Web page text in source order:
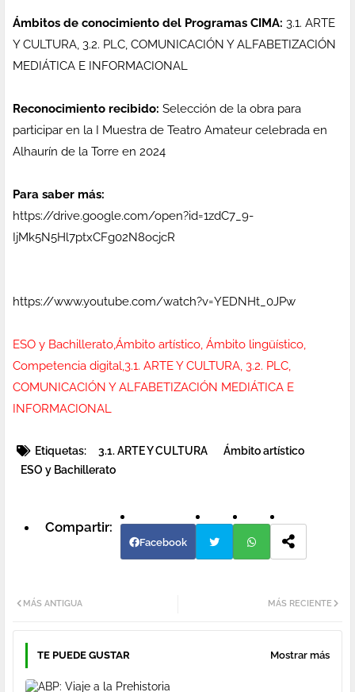
Ámbitos de conocimiento del Programas CIMA: 3.1. ARTE
Y CULTURA, 3.2. PLC, COMUNICACIÓN Y ALFABETIZACIÓN
MEDIÁTICA E INFORMACIONAL
Reconocimiento recibido: Selección de la obra para
participar en la I Muestra de Teatro Amateur celebrada en
Alhaurín de la Torre en 2024
Para saber más:
https://drive.google.com/open?id=1zdC7_9-
IjMk5N5Hl7ptxCFg02N8ocjcR
https://www.youtube.com/watch?v=YEDNHt_0JPw
ESO y Bachillerato,Ámbito artístico, Ámbito lingüístico,
Competencia digital,3.1. ARTE Y CULTURA, 3.2. PLC,
COMUNICACIÓN Y ALFABETIZACIÓN MEDIÁTICA E
INFORMACIONAL
Etiquetas: 3.1. ARTE Y CULTURA
Ámbito artístico
ESO y Bachillerato
Facebook
MÁS RECIENTE
MÁS ANTIGUA
TE PUEDE GUSTAR Mostrar más